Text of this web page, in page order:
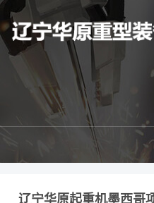
辽宁华原起重机墨西哥